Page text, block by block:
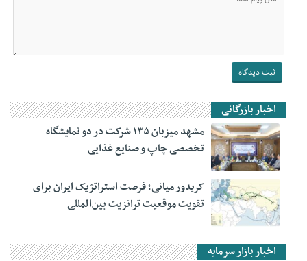
اخبار بازرگانی
مشهد میزبان ۱۳۵ شرکت در دو نمایشگاه
تخصصی چاپ و صنایع غذایی
کریدور میانی؛ فرصت استراتژیک ایران برای
تقویت موقعیت ترانزیت بین‌المللی
اخبار بازار سرمایه